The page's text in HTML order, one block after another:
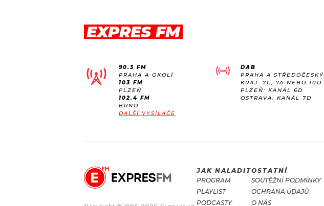
EXPRES FM
90.3 FM
PRAHA A OKOLÍ
103 FM
PLZEŇ
102.4 FM
BRNO
DALŠÍ VYSÍLAČE
DAB
PRAHA A STŘEDOČESKÝ
KRAJ: 7C, 7A NEBO 10D
PLZEŇ: KANÁL 6D
OSTRAVA: KANÁL 7D
JAK NALADIT
PROGRAM
PLAYLIST
PODCASTY
OSTATNÍ
SOUTĚŽNÍ PODMÍNKY
OCHRANA ÚDAJŮ
O NÁS